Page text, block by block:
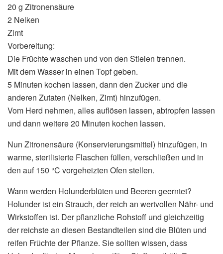
20 g Zitronensäure
2 Nelken
Zimt
Vorbereitung:
Die Früchte waschen und von den Stielen trennen.
Mit dem Wasser in einen Topf geben.
5 Minuten kochen lassen, dann den Zucker und die
anderen Zutaten (Nelken, Zimt) hinzufügen.
Vom Herd nehmen, alles auflösen lassen, abtropfen lassen
und dann weitere 20 Minuten kochen lassen.
Nun Zitronensäure (Konservierungsmittel) hinzufügen, in
warme, sterilisierte Flaschen füllen, verschließen und in
den auf 150 °C vorgeheizten Ofen stellen.
Wann werden Holunderblüten und Beeren geerntet?
Holunder ist ein Strauch, der reich an wertvollen Nähr- und
Wirkstoffen ist. Der pflanzliche Rohstoff und gleichzeitig
der reichste an diesen Bestandteilen sind die Blüten und
reifen Früchte der Pflanze. Sie sollten wissen, dass